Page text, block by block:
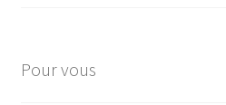
Pour vous